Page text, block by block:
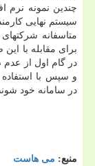
سیستم نهایی
متاسفانه
برای مقابله با
در گام اول از
و سپس با استفاده
در سامانه خود
منبع: می هاست